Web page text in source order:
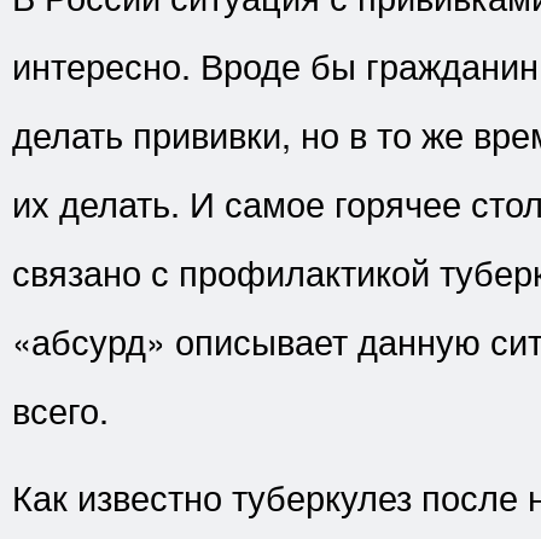
интересно. Вроде бы
делать прививки, но в то же
их делать. И самое горячее
связано с профилактикой
«абсурд» описывает данную
всего.
Как известно туберкулез после